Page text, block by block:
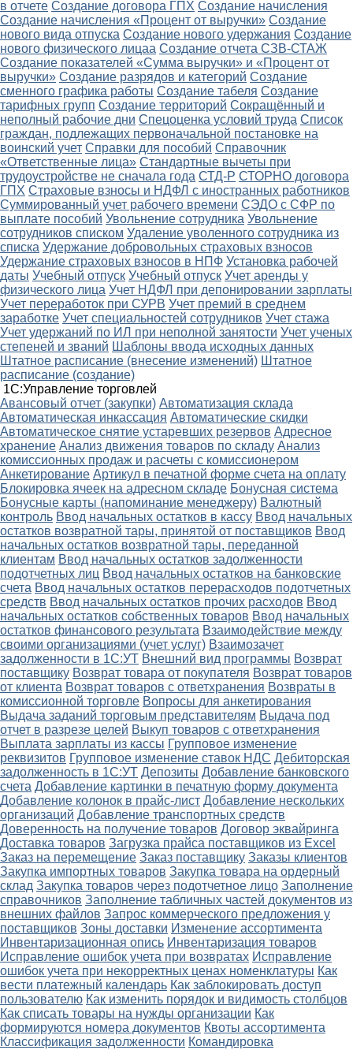
в отчете Создание договора ГПХ Создание начисления
Создание начисления «Процент от выручки» Создание
нового вида отпуска Создание нового удержания Создание
нового физического лицаа Создание отчета СЗВ-СТАЖ
Создание показателей «Сумма выручки» и «Процент от
выручки» Создание разрядов и категорий Создание
сменного графика работы Создание табеля Создание
тарифных групп Создание территорий Сокращённый и
неполный рабочие дни Спецоценка условий труда Список
граждан, подлежащих первоначальной постановке на
воинский учет Справки для пособий Справочник
«Ответственные лица» Стандартные вычеты при
трудоустройстве не сначала года СТД-Р СТОРНО договора
ГПХ Страховые взносы и НДФЛ с иностранных работников
Суммированный учет рабочего времени СЭДО с СФР по
выплате пособий Увольнение сотрудника Увольнение
сотрудников списком Удаление уволенного сотрудника из
списка Удержание добровольных страховых взносов
Удержание страховых взносов в НПФ Установка рабочей
даты Учебный отпуск Учебный отпуск Учет аренды у
физического лица Учет НДФЛ при депонировании зарплаты
Учет переработок при СУРВ Учет премий в среднем
заработке Учет специальностей сотрудников Учет стажа
Учет удержаний по ИЛ при неполной занятости Учет ученых
степеней и званий Шаблоны ввода исходных данных
Штатное расписание (внесение изменений) Штатное
расписание (создание)
1С:Управление торговлей
Авансовый отчет (закупки) Автоматизация склада
Автоматическая инкассация Автоматические скидки
Автоматическое снятие устаревших резервов Адресное
хранение Анализ движения товаров по складу Анализ
комиссионных продаж и расчеты с комиссионером
Анкетирование Артикул в печатной форме счета на оплату
Блокировка ячеек на адресном складе Бонусная система
Бонусные карты (напоминание менеджеру) Валютный
контроль Ввод начальных остатков в кассу Ввод начальных
остатков возвратной тары, принятой от поставщиков Ввод
начальных остатков возвратной тары, переданной
клиентам Ввод начальных остатков задолженности
подотчетных лиц Ввод начальных остатков на банковские
счета Ввод начальных остатков перерасходов подотчетных
средств Ввод начальных остатков прочих расходов Ввод
начальных остатков собственных товаров Ввод начальных
остатков финансового результата Взаимодействие между
своими организациями (учет услуг) Взаимозачет
задолженности в 1С:УТ Внешний вид программы Возврат
поставщику Возврат товара от покупателя Возврат товаров
от клиента Возврат товаров с ответхранения Возвраты в
комиссионной торговле Вопросы для анкетирования
Выдача заданий торговым представителям Выдача под
отчет в разрезе целей Выкуп товаров с ответхранения
Выплата зарплаты из кассы Групповое изменение
реквизитов Групповое изменение ставок НДС Дебиторская
задолженность в 1С:УТ Депозиты Добавление банковского
счета Добавление картинки в печатную форму документа
Добавление колонок в прайс-лист Добавление нескольких
организаций Добавление транспортных средств
Доверенность на получение товаров Договор эквайринга
Доставка товаров Загрузка прайса поставщиков из Excel
Заказ на перемещение Заказ поставщику Заказы клиентов
Закупка импортных товаров Закупка товара на ордерный
склад Закупка товаров через подотчетное лицо Заполнение
справочников Заполнение табличных частей документов из
внешних файлов Запрос коммерческого предложения у
поставщиков Зоны доставки Изменение ассортимента
Инвентаризационная опись Инвентаризация товаров
Исправление ошибок учета при возвратах Исправление
ошибок учета при некорректных ценах номенклатуры Как
вести платежный календарь Как заблокировать доступ
пользователю Как изменить порядок и видимость столбцов
Как списать товары на нужды организации Как
формируются номера документов Квоты ассортимента
Классификация задолженности Командировка